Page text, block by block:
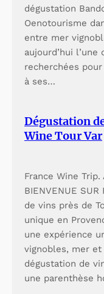
dégustation
Oenotourisme
entre mer
aujourd’hui
recherchées
à ses…
Dégustation
Wine Tour Var
France Wine
BIENVENUE SUR
de vins près de
unique en
une expérience
vignobles, mer
dégustation de
une parenthèse